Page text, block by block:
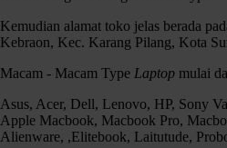
Kemudian alamat toko jelas berada
Kebraon, Kec. Karang Pilang, Kota
Macam - Macam Type Laptop mulai
Asus, Acer, Dell, Lenovo, HP, Sony
Apple Macbook, Macbook Pro,
Alienware, ,Elitebook, Laitutude,